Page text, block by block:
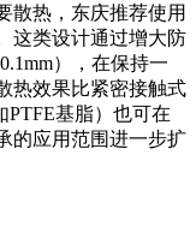
散热，东庆推荐使用
这类设计通过增大防
），在保持一
热效果比紧密接触式
PTFE基脂）也可在
的应用范围进一步扩